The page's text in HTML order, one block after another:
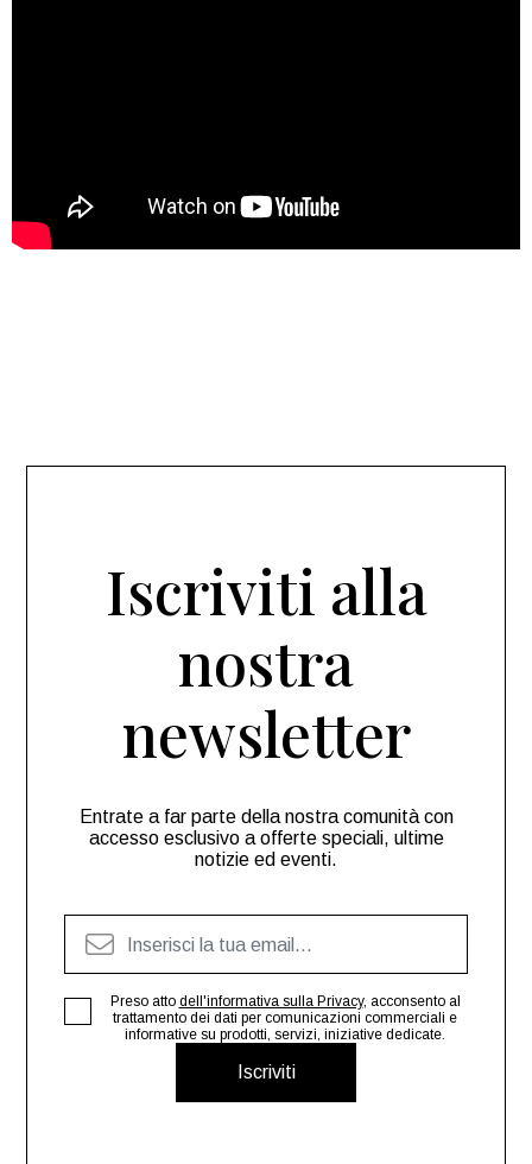
Iscriviti alla
nostra
newsletter
Entrate a far parte della nostra comunità con
accesso esclusivo a offerte speciali, ultime
notizie ed eventi.
Iscriviti
Preso atto dell'informativa sulla Privacy, acconsento al
trattamento dei dati per comunicazioni commerciali e
informative su prodotti, servizi, iniziative dedicate.